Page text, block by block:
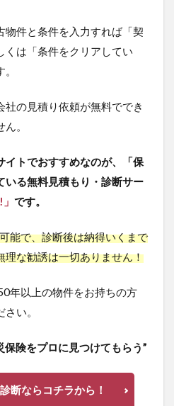
物件と条件を入力すれば「契
くは「条件をクリアしてい
社の見積り依頼が無料ででき
。
イトでおすすめなのが、「保
いる無料見積もり・診断サー
です。
能で、診断後は納得いくまで
理な勧誘は一切ありません！
年以上の物件をお持ちの方
い。
険をプロに見つけてもらう”
断ならコチラから！